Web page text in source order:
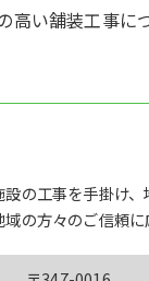
い舗装工事に
の工事を手掛け
の方々のご信頼に